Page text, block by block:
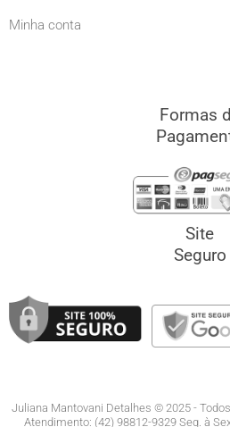
Minha conta
Formas
Site
Seguro
Juliana Mantovani Detalhes © 2025 -
Atendimento: (42) 98812-9329 Seg. à